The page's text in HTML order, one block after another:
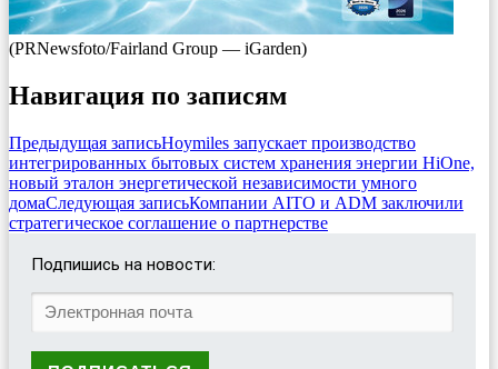
(PRNewsfoto/Fairland Group — iGarden)
Навигация по записям
Предыдущая записьHoymiles запускает производство
интегрированных бытовых систем хранения энергии HiOne,
новый эталон энергетической независимости умного
домаСледующая записьКомпании AITO и ADM заключили
стратегическое соглашение о партнерстве
Подпишись на новости: